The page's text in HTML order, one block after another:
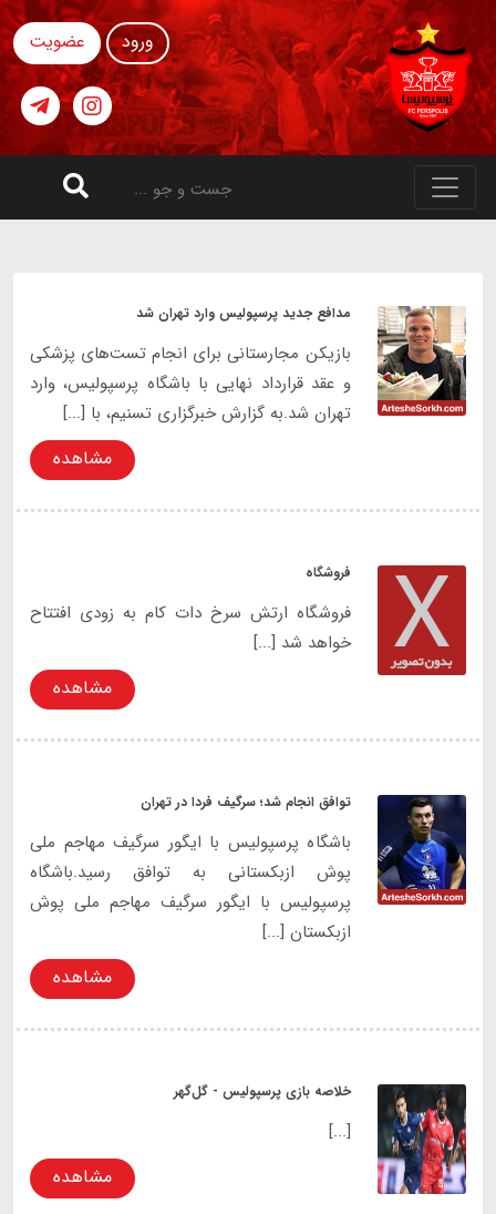
ورود عضویت
مدافع جدید پرسپولیس وارد تهران شد
بازیکن مجارستانی برای انجام تست‌های پزشکی
و عقد قرارداد نهایی با باشگاه پرسپولیس، وارد
تهران شد.به گزارش خبرگزاری تسنیم، با [...]
مشاهده
فروشگاه
فروشگاه ارتش سرخ دات کام به زودی افتتاح
خواهد شد [...]
مشاهده
توافق انجام شد؛ سرگیف فردا در تهران
باشگاه پرسپولیس با ایگور سرگیف مهاجم ملی
پوش ازبکستانی به توافق رسید.باشگاه
پرسپولیس با ایگور سرگیف مهاجم ملی پوش
ازبکستان [...]
مشاهده
خلاصه بازی پرسپولیس - گل‌گهر
[...]
مشاهده